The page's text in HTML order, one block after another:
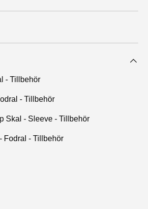
- Tillbehör
- Tillbehör
Skal - Sleeve - Tillbehör
Fodral - Tillbehör